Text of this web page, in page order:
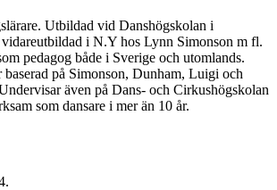
Utbildad vid Danshögskolan i
i N.Y hos Lynn Simonson m fl.
pedagog både i Sverige och utomlands.
baserad på Simonson, Dunham, Luigi och
även på Dans- och Cirkushögskolan
som dansare i mer än 10 år.